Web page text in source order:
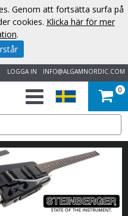
INFO@ALGAMNORDIC.COM
LOGGA IN
0
Genom att fortsätta surfa på
cookies. Klicka här för mer
.